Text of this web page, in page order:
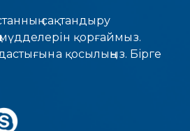
сақтандыру
қорғаймыз.
қосылыңыз. Бірге